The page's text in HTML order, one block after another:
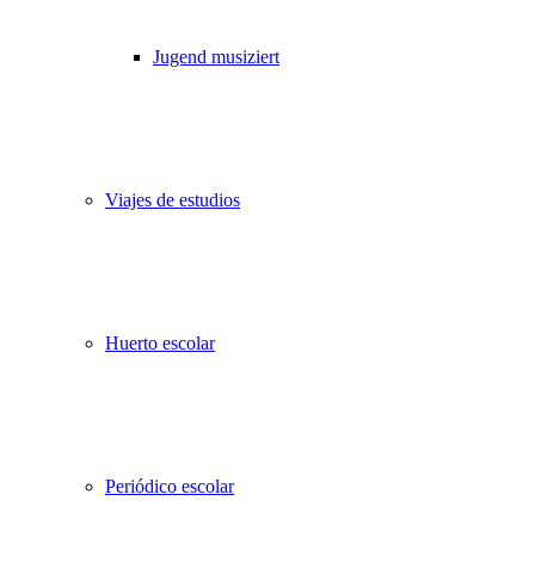
Jugend musiziert
Viajes de estudios
Huerto escolar
Periódico escolar